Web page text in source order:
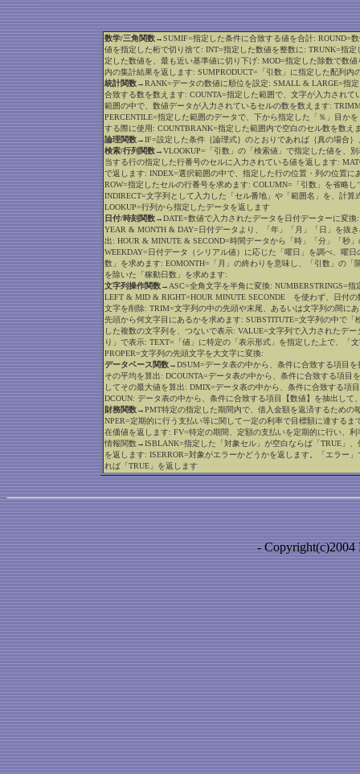
数学/三角関数→SUMIF=指定した条件に合致する値を合計: ROUND=
値を指定した桁で切り捨て: INT=指定した数値を整数に: TRUNK=指
定した数値を、最も近い基準値に切り下げ: MOD=指定した除数で数
内の集計結果を返します: SUMPRODUCT=「引数」に指定した配列
統計関数→RANK=データの数値に順位を設定: SMALL & LARGE=指
合致する数を数えます: COUNTA=指定した範囲で、文字が入力され
範囲の中で、数値データが入力されているセルの数を数えます:
PERCENTILE=指定した範囲のデータで、下から指定した「％」目か
する際に使用: COUNTBRANK=指定した範囲内で空白のセル数を数え
論理関数→IF=設定した条件｛論理式｝のとおりであれば｛真の場合
検索/行列関数→VLOOKUP=「引数」の「検索値」で指定した値を、
当する行の指定した行番号のセルに入力されている値を返します:
で返します: INDEX=選択範囲の中で、指定した行の位置・列の位置に
ROW=指定したセルの行番号を求めます: COLUMN=「引数」を省略
INDIRECT=文字列として入力した「セル番地」や「範囲名」を、計
LOOKUP=行列から指定したデータを返します
日付/時刻関数→DATE=数値で入力されたデータを日付データーに変
YEAR & MONTH & DAY=日付データより、「年」「月」「日」を抜
出: HOUR & MINUTE & SECOND=時間データから「時」「分」「秒
WEEKDAY=日付データ（シリアル値）に応じた「曜日」を調べ、曜
数」を求めます: EOMONTH=「月」の終わりを意味し、「引数」の
を除いた「稼動日数」を求めます:
文字列操作関数→ASC=全角文字を半角に変換: NUMBERSTRINGS=
LEFT & MID & RIGHT=HOUR MINUTE SECONDE を使わず、日付
文字を削除: TRIM=文字列の中の先頭や末尾、あるいは文字列の間に
先頭から何文字目にあるかを求めます: SUBSTITUTE=文字列の中で
した複数の文字列を、つないで表示: VALUE=文字列で入力されたデ
り」で表示: TEXT=「値」に特定の「表示形式」を指定した上で、「
PROPER=文字列の先頭文字を大文字に変換:
データベース関数→DSUM=データ表の中から、条件に合致する項目
その平均を算出: DCOUNTA=データ表の中から、条件に合致する項
してその最大値を算出: DMIX=データ表の中から、条件に合致する項
DCOUN: データ表の中から、条件に合致する項目【数値】を抽出し
財務関数→PMT特定の指定した期間内で、借入金額を返済するための
NPER=定期的に行う支払い等に関して一定の利率で目標額に達する
在価値を返します: FV=特定の期間、定額の支払いを定期的に行い、
情報関数→ISBLANK=指定した「対象セル」が空白ならば「TRUE」
を返します: ISERROR=対象がエラーかどうかを返します。「エラー
れば「TRUE」を返します
- Copyright(c)2004